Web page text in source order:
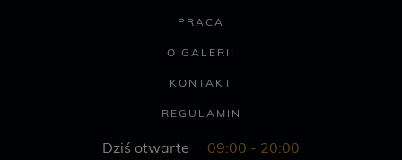
PRACA
O GALERII
KONTAKT
REGULAMIN
Dziś otwarte 09:00 - 20:00